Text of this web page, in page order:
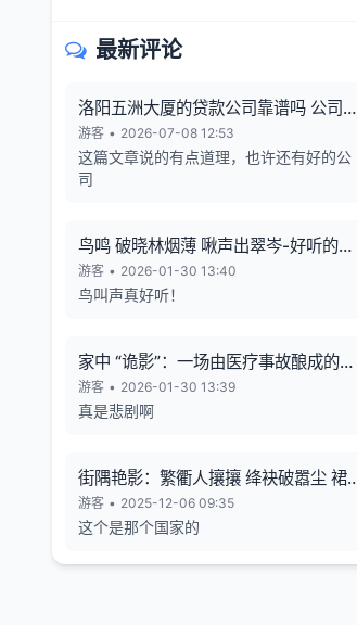
最新评论
洛阳五洲大厦的贷款公司靠谱吗 公司利
润从哪来 有无风险
游客 • 2026-07-08 12:53
这篇文章说的有点道理，也许还有好的公
司
鸟鸣 破晓林烟薄 啾声出翠岑-好听的鸟
鸣声
游客 • 2026-01-30 13:40
鸟叫声真好听！
家中 “诡影”：一场由医疗事故酿成的悲
剧
游客 • 2026-01-30 13:39
真是悲剧啊
街隅艳影：繁衢人攘攘 绛袂破嚣尘 裙束
霞裁色
游客 • 2025-12-06 09:35
这个是那个国家的